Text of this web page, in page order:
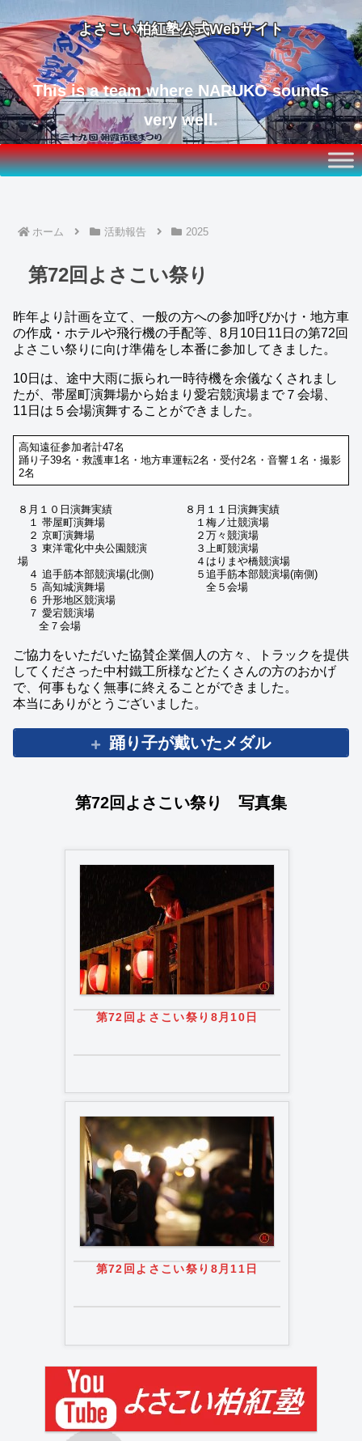
よさこい柏紅塾公式Webサイト
This is a team where NARUKO sounds
very well.
ホーム 活動報告 2025
第72回よさこい祭り
昨年より計画を立て、一般の方への参加呼びかけ・地方車
の作成・ホテルや飛行機の手配等、8月10日11日の第72回
よさこい祭りに向け準備をし本番に参加してきました。
10日は、途中大雨に振られ一時待機を余儀なくされまし
たが、帯屋町演舞場から始まり愛宕競演場まで７会場、
11日は５会場演舞することができました。
高知遠征参加者計47名
踊り子39名・救護車1名・地方車運転2名・受付2名・音響１名・撮影
2名
８月１０日演舞実績
１ 帯屋町演舞場
２ 京町演舞場
３ 東洋電化中央公園競演
場
４ 追手筋本部競演場(北側)
５ 高知城演舞場
６ 升形地区競演場
７ 愛宕競演場
全７会場
８月１１日演舞実績
１梅ノ辻競演場
２万々競演場
３上町競演場
４はりまや橋競演場
５追手筋本部競演場(南側)
全５会場
ご協力をいただいた協賛企業個人の方々、トラックを提供
してくださった中村鐵工所様などたくさんの方のおかげ
で、何事もなく無事に終えることができました。
本当にありがとうございました。
踊り子が戴いたメダル
第72回よさこい祭り 写真集
第72回よさこい祭り8月10日
第72回よさこい祭り8月11日